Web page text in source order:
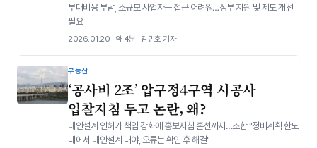
부대비용 부담, 소규모 사업자는 접근 어려워…정부 지원 및 제도 개선
필요
2026.01.20 · 약 4분 · 김민호 기자
부동산
‘공사비 2조’ 압구정4구역 시공사
입찰지침 두고 논란, 왜?
대안설계 인허가 책임 강화에 홍보지침 혼선까지…조합 "정비계획 한도
내에서 대안설계 내야, 오류는 확인 후 해결"